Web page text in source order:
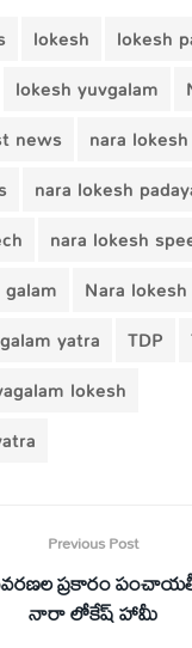
lokesh
lokesh
lokesh yuvgalam
news
nara
nara lokesh
nara lokesh
Nara
yatra
TDP
lokesh
Previous Post
ప్రకారం
నారా లోకేష్ హామీ